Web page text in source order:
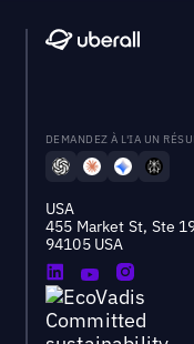
DEMANDEZ À L'IA UN
USA
455 Market St, Ste
94105 USA